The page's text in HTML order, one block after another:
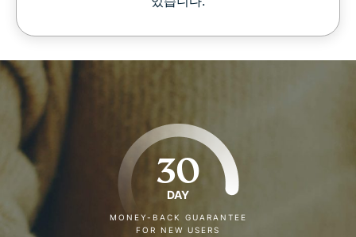
30
DAY
MONEY-BACK GUARANTEE
FOR NEW USERS